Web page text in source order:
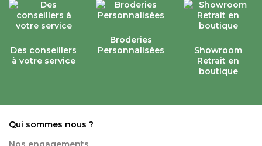
Des conseillers
à votre service
Broderies
Personnalisées
Showroom
Retrait en
boutique
Qui sommes nous ?